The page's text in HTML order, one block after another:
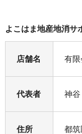
よこはま地産地消サ
店舗名 有限
代表者 神
住所 都